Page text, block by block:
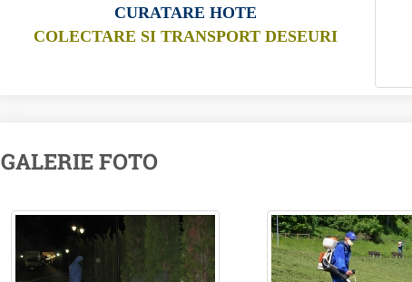
CURATARE HOTE
COLECTARE SI TRANSPORT DESEURI
GALERIE FOTO